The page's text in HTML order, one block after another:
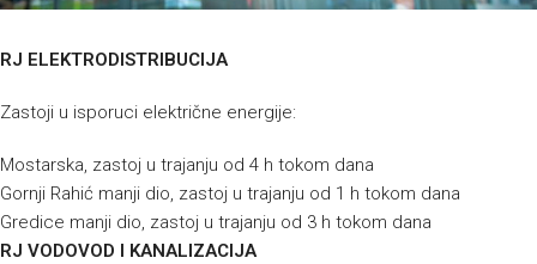
RJ ELEKTRODISTRIBUCIJA
Zastoji u isporuci električne energije:
Mostarska, zastoj u trajanju od 4 h tokom dana
Gornji Rahić manji dio, zastoj u trajanju od 1 h tokom dana
Gredice manji dio, zastoj u trajanju od 3 h tokom dana
RJ VODOVOD I KANALIZACIJA